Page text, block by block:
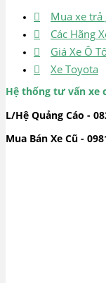
Mua xe trả
Các Hãng
Giá Xe Ô
Xe Toyota
Hệ thống tư vấn xe
L/Hệ Quảng Cáo -
Mua Bán Xe Cũ -